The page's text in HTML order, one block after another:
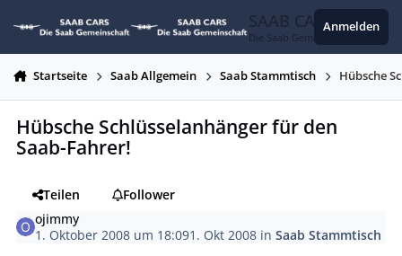
SAAB CARS
Die Saab Gemeinschaft
Anmelden
Startseite Saab Allgemein Saab Stammtisch Hübsche
Hübsche Schlüsselanhänger für den
Saab-Fahrer!
Teilen
Follower
ojimmy
1. Oktober 2008 um 18:091. Okt 2008 inSaab Stammtisch